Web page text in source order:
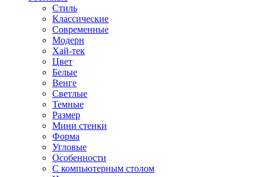
Стиль
Классические
Современные
Модерн
Хай-тек
Цвет
Белые
Венге
Светлые
Темные
Размер
Мини стенки
Форма
Угловые
Особенности
С компьютерным столом